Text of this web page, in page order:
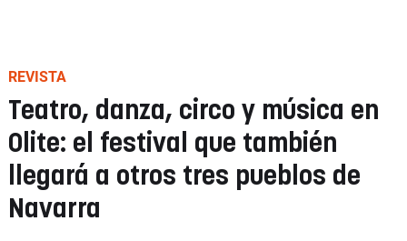
REVISTA
Teatro, danza, circo y música en
Olite: el festival que también
llegará a otros tres pueblos de
Navarra